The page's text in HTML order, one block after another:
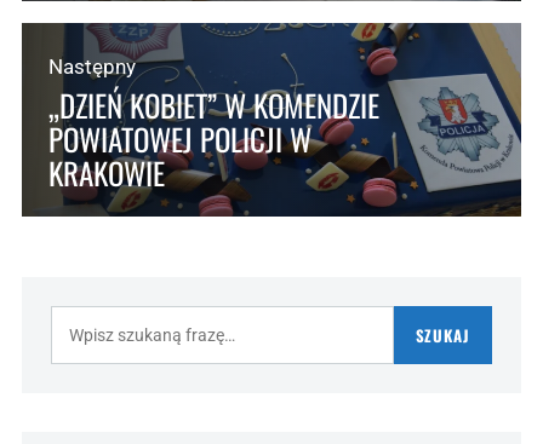
Następny
„DZIEŃ KOBIET” W KOMENDZIE
POWIATOWEJ POLICJI W
KRAKOWIE
SZUKAJ